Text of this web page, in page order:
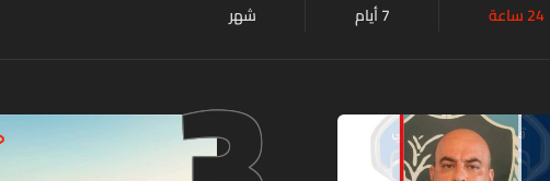
24 ساعة 7 أيام شهر